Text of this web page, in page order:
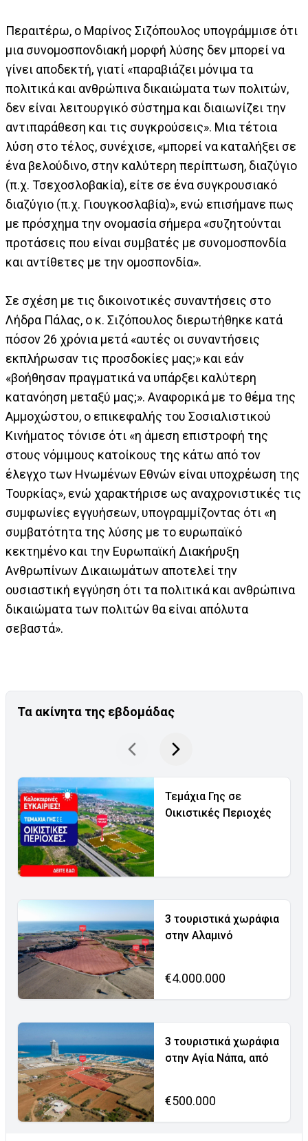
Περαιτέρω, ο Μαρίνος Σιζόπουλος υπογράμμισε ότι
μια συνομοσπονδιακή μορφή λύσης δεν μπορεί να
γίνει αποδεκτή, γιατί «παραβιάζει μόνιμα τα
πολιτικά και ανθρώπινα δικαιώματα των πολιτών,
δεν είναι λειτουργικό σύστημα και διαιωνίζει την
αντιπαράθεση και τις συγκρούσεις». Μια τέτοια
λύση στο τέλος, συνέχισε, «μπορεί να καταλήξει σε
ένα βελούδινο, στην καλύτερη περίπτωση, διαζύγιο
(π.χ. Τσεχοσλοβακία), είτε σε ένα συγκρουσιακό
διαζύγιο (π.χ. Γιουγκοσλαβία)», ενώ επισήμανε πως
με πρόσχημα την ονομασία σήμερα «συζητούνται
προτάσεις που είναι συμβατές με συνομοσπονδία
και αντίθετες με την ομοσπονδία».
Σε σχέση με τις δικοινοτικές συναντήσεις στο
Λήδρα Πάλας, ο κ. Σιζόπουλος διερωτήθηκε κατά
πόσον 26 χρόνια μετά «αυτές οι συναντήσεις
εκπλήρωσαν τις προσδοκίες μας;» και εάν
«βοήθησαν πραγματικά να υπάρξει καλύτερη
κατανόηση μεταξύ μας;». Αναφορικά με το θέμα της
Αμμοχώστου, ο επικεφαλής του Σοσιαλιστικού
Κινήματος τόνισε ότι «η άμεση επιστροφή της
στους νόμιμους κατοίκους της κάτω από τον
έλεγχο των Ηνωμένων Εθνών είναι υποχρέωση της
Τουρκίας», ενώ χαρακτήρισε ως αναχρονιστικές τις
συμφωνίες εγγυήσεων, υπογραμμίζοντας ότι «η
συμβατότητα της λύσης με το ευρωπαϊκό
κεκτημένο και την Ευρωπαϊκή Διακήρυξη
Ανθρωπίνων Δικαιωμάτων αποτελεί την
ουσιαστική εγγύηση ότι τα πολιτικά και ανθρώπινα
δικαιώματα των πολιτών θα είναι απόλυτα
σεβαστά».
Τα ακίνητα της εβδομάδας
Τεμάχια Γης σε
Οικιστικές Περιοχές
3 τουριστικά χωράφια
στην Αλαμινό
€4.000.000
3 τουριστικά χωράφια
στην Αγία Νάπα, από
€500.000